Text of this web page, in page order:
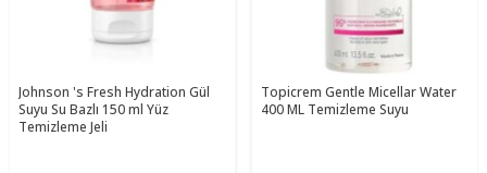
Johnson 's Fresh Hydration Gül
Suyu Su Bazlı 150 ml Yüz
Temizleme Jeli
Topicrem Gentle Micellar Water
400 ML Temizleme Suyu